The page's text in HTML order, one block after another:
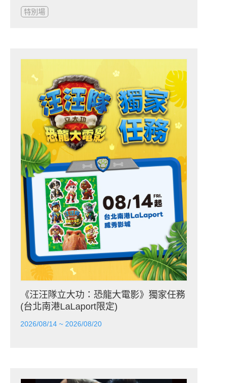
特別場
《汪汪隊立大功：恐龍大電影》獨家任務
(台北南港LaLaport限定)
2026/08/14 ~ 2026/08/20